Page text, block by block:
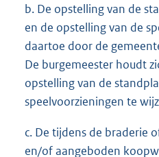
b. De opstelling van de
en de opstelling van de
daartoe door de
De burgemeester houdt
opstelling van de
speelvoorzieningen te
c. De tijdens de braderie
en/of aangeboden